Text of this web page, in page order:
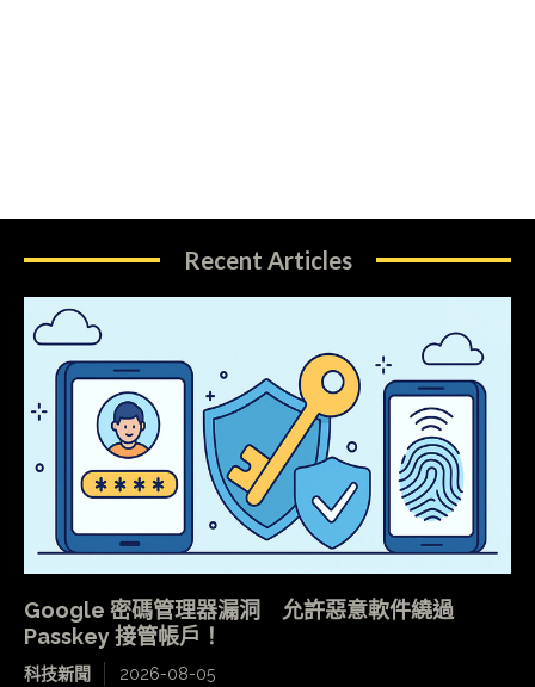
Recent Articles
Google 密碼管理器漏洞 允許惡意軟件繞過
Passkey 接管帳戶！
科技新聞 2026-08-05